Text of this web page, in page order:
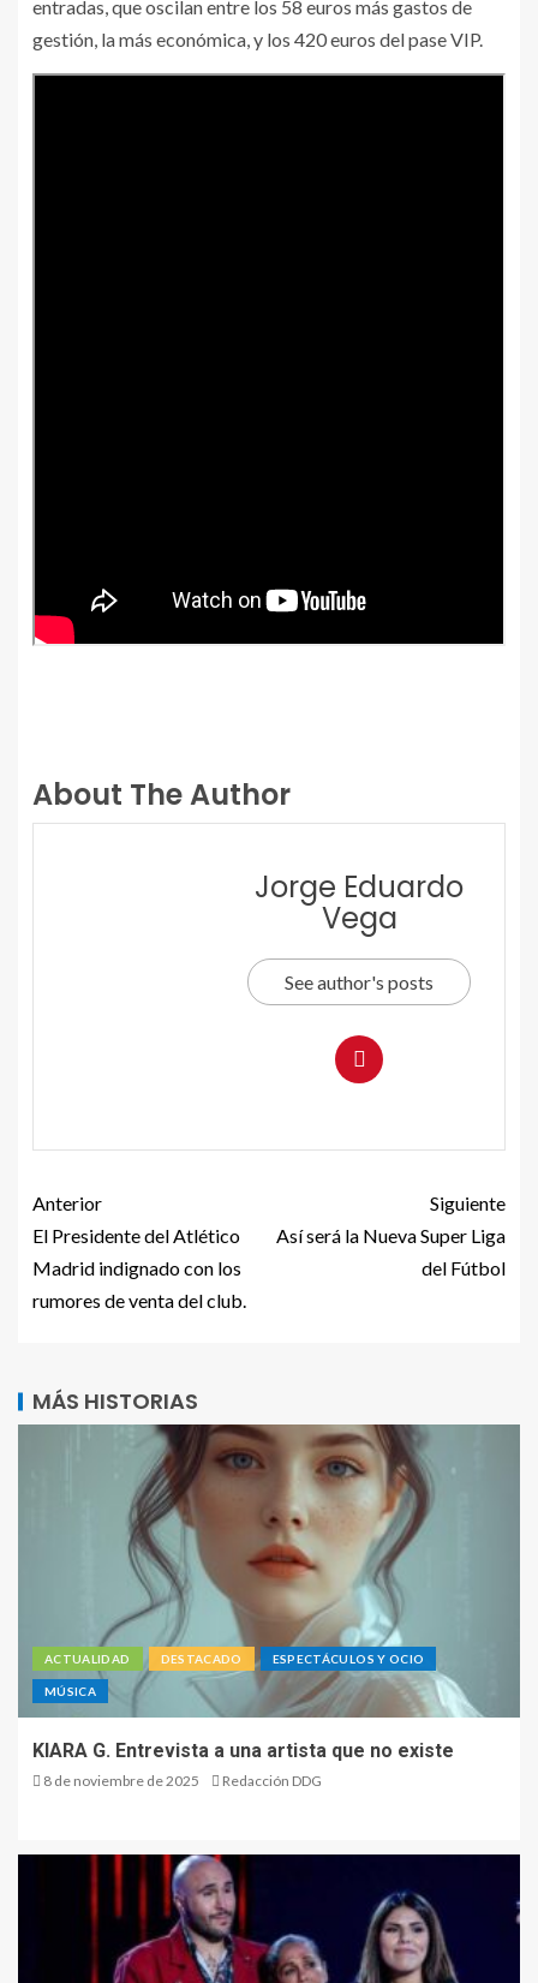
entradas, que oscilan entre los 58 euros más gastos de
gestión, la más económica, y los 420 euros del pase VIP.
About The Author
Jorge Eduardo
Vega
See author's posts
Anterior
El Presidente del Atlético
Madrid indignado con los
rumores de venta del club.
Siguiente
Así será la Nueva Super Liga
del Fútbol
MÁS HISTORIAS
ACTUALIDAD DESTACADO ESPECTÁCULOS Y OCIO
MÚSICA
KIARA G. Entrevista a una artista que no existe
8 de noviembre de 2025 Redacción DDG